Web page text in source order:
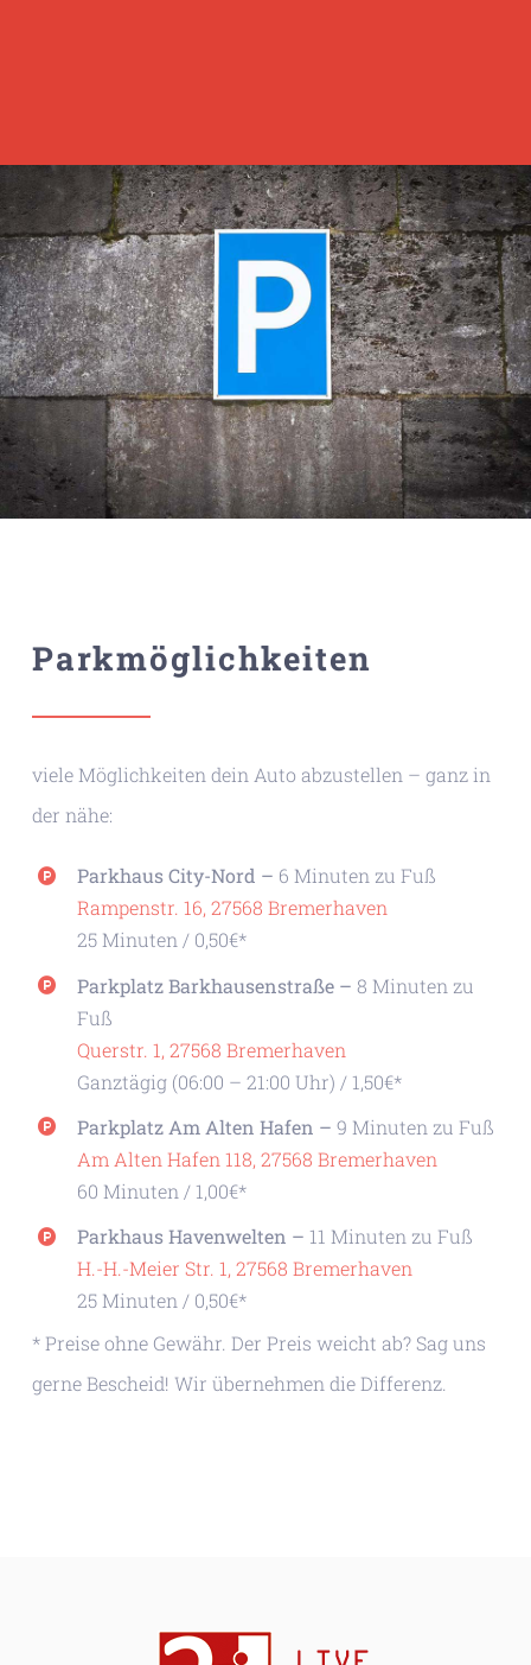
Parkmöglichkeiten
viele Möglichkeiten dein Auto abzustellen – ganz in
der nähe:
Parkhaus City-Nord – 6 Minuten zu Fuß
Rampenstr. 16, 27568 Bremerhaven
25 Minuten / 0,50€*
Parkplatz Barkhausenstraße – 8 Minuten zu
Fuß
Querstr. 1, 27568 Bremerhaven
Ganztägig (06:00 – 21:00 Uhr) / 1,50€*
Parkplatz Am Alten Hafen – 9 Minuten zu Fuß
Am Alten Hafen 118, 27568 Bremerhaven
60 Minuten / 1,00€*
Parkhaus Havenwelten – 11 Minuten zu Fuß
H.-H.-Meier Str. 1, 27568 Bremerhaven
25 Minuten / 0,50€*
* Preise ohne Gewähr. Der Preis weicht ab? Sag uns
gerne Bescheid! Wir übernehmen die Differenz.